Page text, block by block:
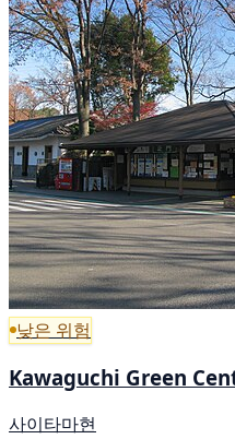
낮은 위험
Kawaguchi Green
사이타마현